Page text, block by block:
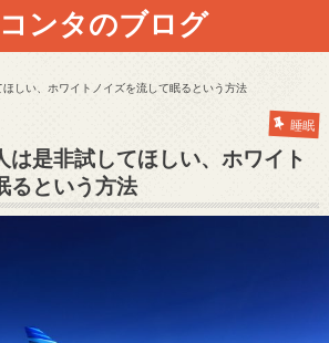
ンタのブログ
しい、ホワイトノイズを流して眠るという方法
睡眠
は是非試してほしい、ホワイト
るという方法